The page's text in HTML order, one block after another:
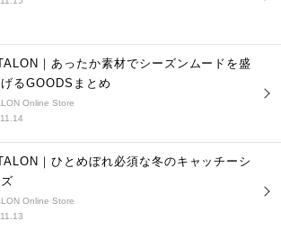
｜あったか素材でシーズンムードを盛
るGOODSまとめ
Online Store
｜ひとめぼれ必須な冬のキャッチーシ
Online Store